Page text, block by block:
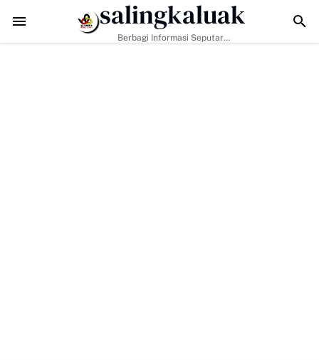
Data Sosial Jadi Kunci, Hj. Aida Dorong Nagari Aktif Pastikan
salingkaluak
Berbagi Informasi Seputar